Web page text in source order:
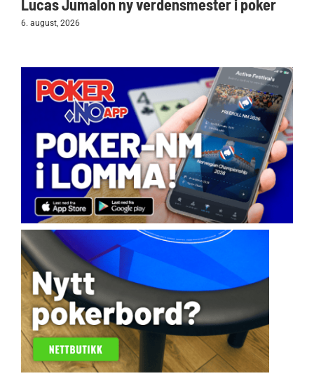
Lucas Jumalon ny verdensmester i poker
6. august, 2026